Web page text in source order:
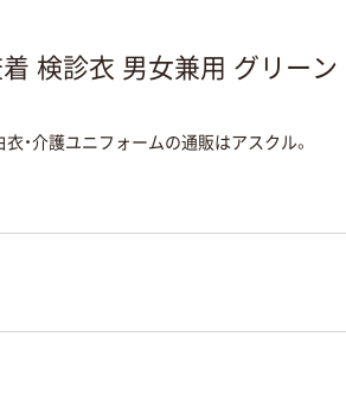
着 検診衣 男女兼用 グリーン
・介護ユニフォームの通販はアスクル。